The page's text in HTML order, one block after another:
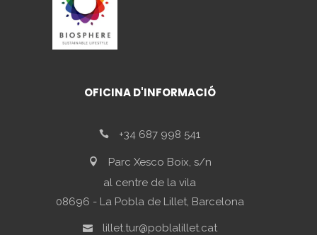
OFICINA D'INFORMACIÓ
+34 687 998 541
Parc Xesco Boix, s/n
al centre de la vila
08696 - La Pobla de Lillet, Barcelona
lillet.tur@poblalillet.cat